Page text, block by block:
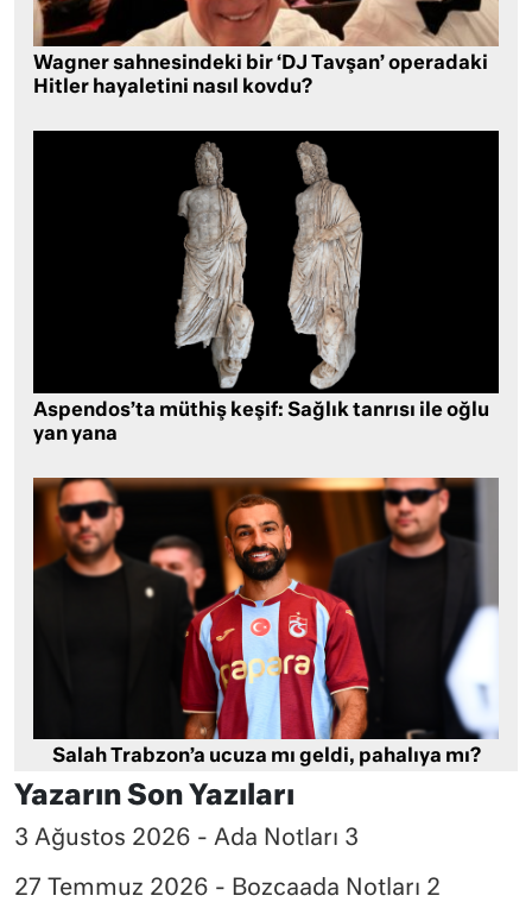
Wagner sahnesindeki bir ‘DJ Tavşan’ operadaki
Hitler hayaletini nasıl kovdu?
Aspendos’ta müthiş keşif: Sağlık tanrısı ile oğlu
yan yana
Salah Trabzon’a ucuza mı geldi, pahalıya mı?
Yazarın Son Yazıları
3 Ağustos 2026 - Ada Notları 3
27 Temmuz 2026 - Bozcaada Notları 2